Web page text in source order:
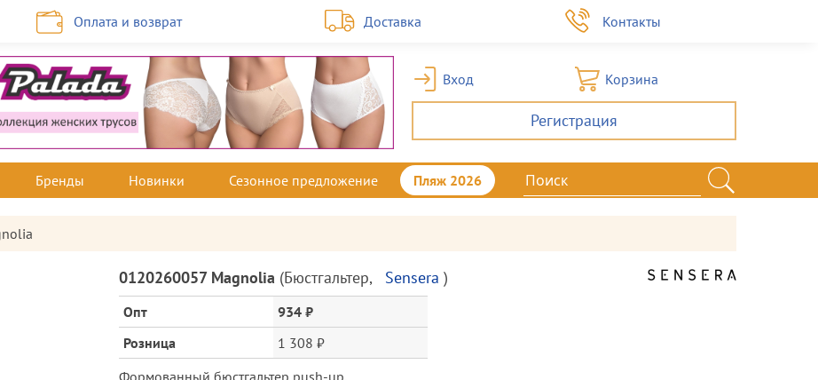
Оплата и возврат Доставка Контакты
Вход Корзина
Регистрация
Бренды Новинки Сезонное предложение Пляж 2026
Описание
товара
и
цена
0120260057 Magnolia (Бюстгальтер, Sensera )
Опт
934 ₽
Розница
1 308 ₽